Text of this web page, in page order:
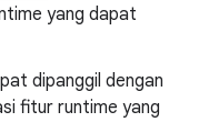
yang dapat
dipanggil dengan
fitur runtime yang